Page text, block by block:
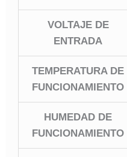
VOLTAJE DE
ENTRADA
TEMPERATURA DE
FUNCIONAMIENTO
HUMEDAD DE
FUNCIONAMIENTO